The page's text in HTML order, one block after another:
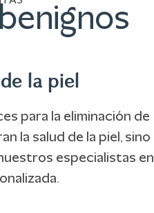
la piel
para la eliminación de
la salud de la piel, sino
especialistas en